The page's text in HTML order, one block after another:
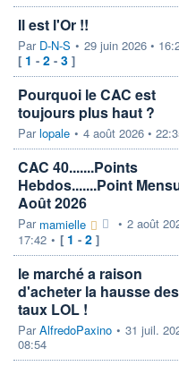
Il est l'Or !!
Par D-N-S • 29 juin 2026 •
[ 1 - 2 - 3 ]
Pourquoi le CAC est
toujours plus haut ?
Parlopale • 4 août 2026 •
CAC 40.......Points
Hebdos.......Point
Août 2026
Par mamielle • 2 août
17:42 • [ 1 - 2 ]
le marché a raison
d'acheter la hausse des
taux LOL !
ParAlfredoPaxino • 31 juil.
08:54